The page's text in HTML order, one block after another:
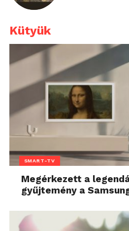
Kütyük
SMART-TV
Megérkezett a
gyűjtemény a